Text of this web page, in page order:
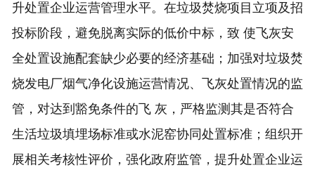
升处置企业运营管理水平。在垃圾焚烧项目立项及招
投标阶段，避免脱离实际的低价中标，致 使飞灰安
全处置设施配套缺少必要的经济基础；加强对垃圾焚
烧发电厂烟气净化设施运营情况、飞灰处置情况的监
管，对达到豁免条件的飞 灰，严格监测其是否符合
生活垃圾填埋场标准或水泥窑协同处置标准；组织开
展相关考核性评价，强化政府监管，提升处置企业运